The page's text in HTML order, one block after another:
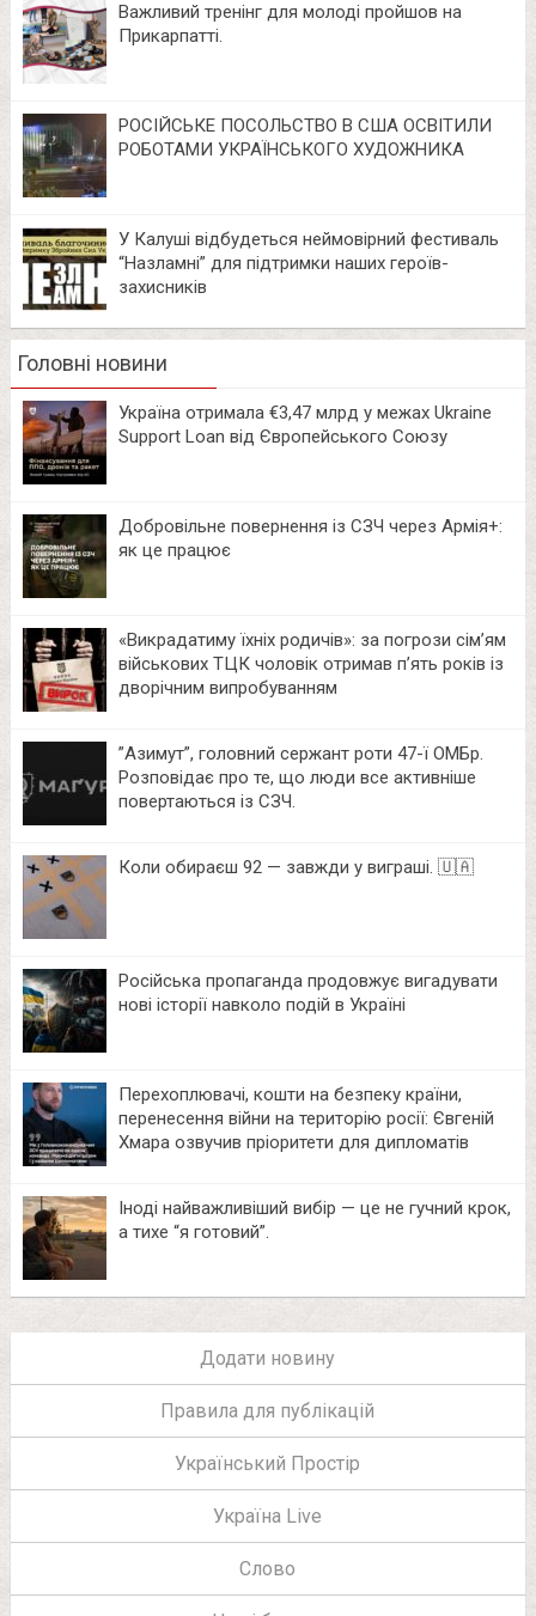
Важливий тренінг для молоді пройшов на
Прикарпатті.
РОСІЙСЬКЕ ПОСОЛЬСТВО В США ОСВІТИЛИ
РОБОТАМИ УКРАЇНСЬКОГО ХУДОЖНИКА
У Калуші відбудеться неймовірний фестиваль
“Назламні” для підтримки наших героїв-
захисників
Головні новини
Україна отримала €3,47 млрд у межах Ukraine
Support Loan від Європейського Союзу
Добровільне повернення із СЗЧ через Армія+:
як це працює
«Викрадатиму їхніх родичів»: за погрози сім’ям
військових ТЦК чоловік отримав п’ять років із
дворічним випробуванням
⁨”Азимут”, головний сержант роти 47-ї ОМБр.
Розповідає про те, що люди все активніше
повертаються із СЗЧ.
Коли обираєш 92 — завжди у виграші. 🇺🇦
Російська пропаганда продовжує вигадувати
нові історії навколо подій в Україні
Перехоплювачі, кошти на безпеку країни,
перенесення війни на територію росії: Євгеній
Хмара озвучив пріоритети для дипломатів
Іноді найважливіший вибір — це не гучний крок,
а тихе “я готовий”.
Додати новину
Правила для публікацій
Український Простір
Україна Live
Слово